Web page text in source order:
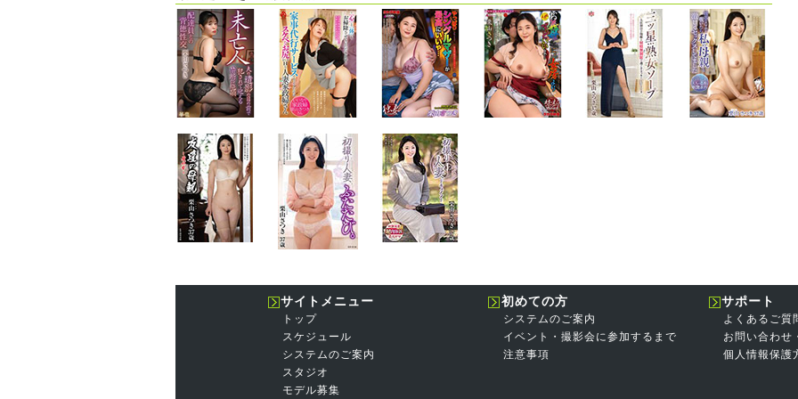
サイトメニュー
トップ
スケジュール
システムのご案内
スタジオ
モデル募集
初めての方
システムのご案内
イベント・撮影会に参加するまで
注意事項
サポート
よくあるご質
お問い合わせ
個人情報保護